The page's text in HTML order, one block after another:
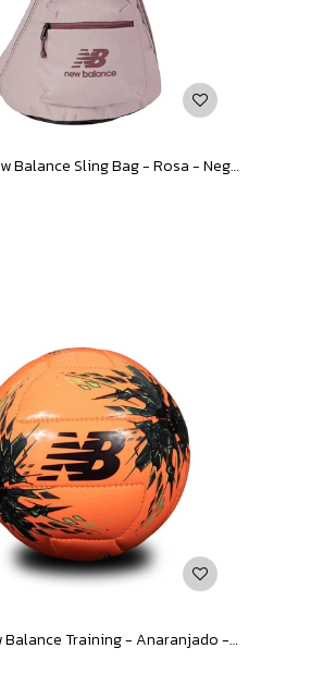
Mochila New Balance Sling Bag - Rosa - Negro
Pelota New Balance Training - Anaranjado - Negro